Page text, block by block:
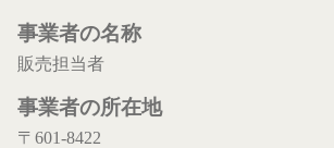
事業者の名称
販売担当者
事業者の所在地
〒601-8422